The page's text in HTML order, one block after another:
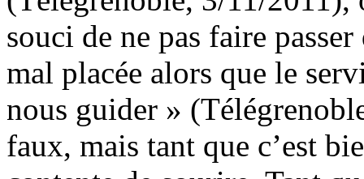
souci de ne pas faire
mal placée alors que le
nous guider »
faux, mais tant que c’est